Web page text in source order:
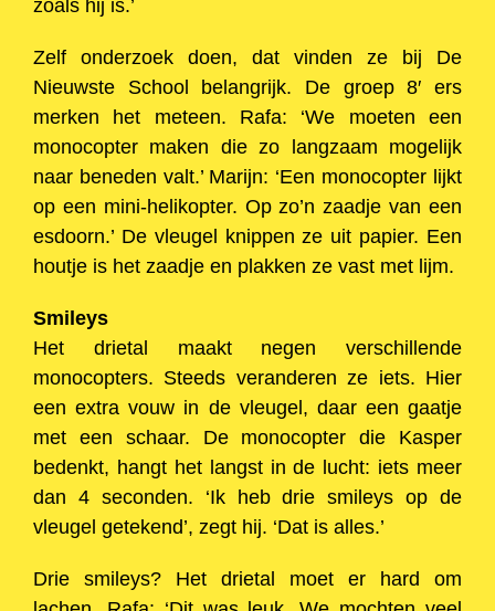
zoals hij is.’
Zelf onderzoek doen, dat vinden ze bij De
Nieuwste School belangrijk. De groep 8′ ers
merken het meteen. Rafa: ‘We moeten een
monocopter maken die zo langzaam mogelijk
naar beneden valt.’ Marijn: ‘Een monocopter lijkt
op een mini-helikopter. Op zo’n zaadje van een
esdoorn.’ De vleugel knippen ze uit papier. Een
houtje is het zaadje en plakken ze vast met lijm.
Smileys
Het drietal maakt negen verschillende
monocopters. Steeds veranderen ze iets. Hier
een extra vouw in de vleugel, daar een gaatje
met een schaar. De monocopter die Kasper
bedenkt, hangt het langst in de lucht: iets meer
dan 4 seconden. ‘Ik heb drie smileys op de
vleugel getekend’, zegt hij. ‘Dat is alles.’
Drie smileys? Het drietal moet er hard om